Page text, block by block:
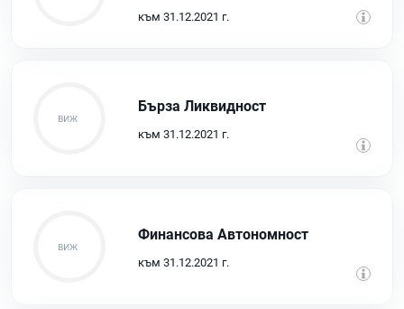
към 31.12.2021 г.
Бърза Ликвидност
към 31.12.2021 г.
Финансова Автономност
към 31.12.2021 г.